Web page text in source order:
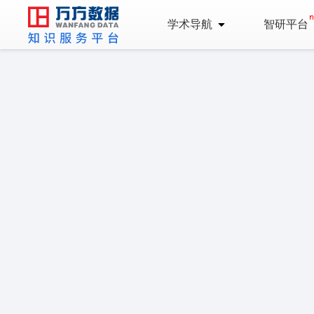
学术导航 智研平台